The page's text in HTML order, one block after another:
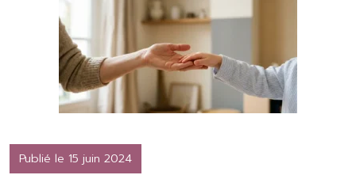
Publié le 15 juin 2024